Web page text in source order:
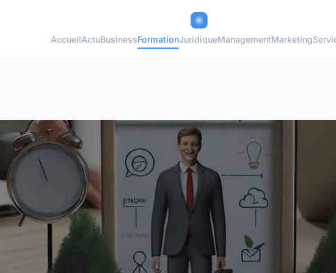
AccueilActuBusinessFormationJuridiqueManagementMarketing